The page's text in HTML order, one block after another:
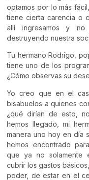
optamos por lo más
tiene cierta carencia o
allí ingresamos y no
destruyendo nuestra
Tu hermano Rodrigo,
tiene uno de los
¿Cómo observas su
Yo creo que en el
bisabuelos a quienes
¿qué dirían de esto,
hemos llegado, mi
manera uno hoy en día
hemos encontrado
que ya no solamente
cubrir los gastos
poder, de estar en el